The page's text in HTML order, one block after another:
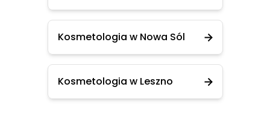
Kosmetologia w Nowa Sól
Kosmetologia w Leszno